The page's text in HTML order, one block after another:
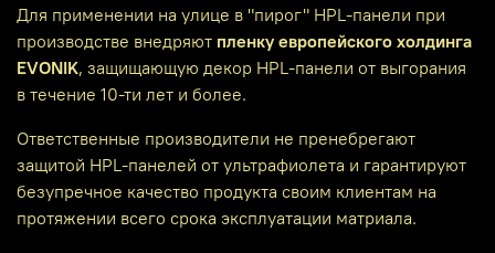
Для применении на улице в "пирог" HPL-панели при
производстве внедряют пленку европейского холдинга
EVONIK, защищающую декор HPL-панели от выгорания
в течение 10-ти лет и более.
Ответственные производители не пренебрегают
защитой HPL-панелей от ультрафиолета и гарантируют
безупречное качество продукта своим клиентам на
протяжении всего срока эксплуатации матриала.